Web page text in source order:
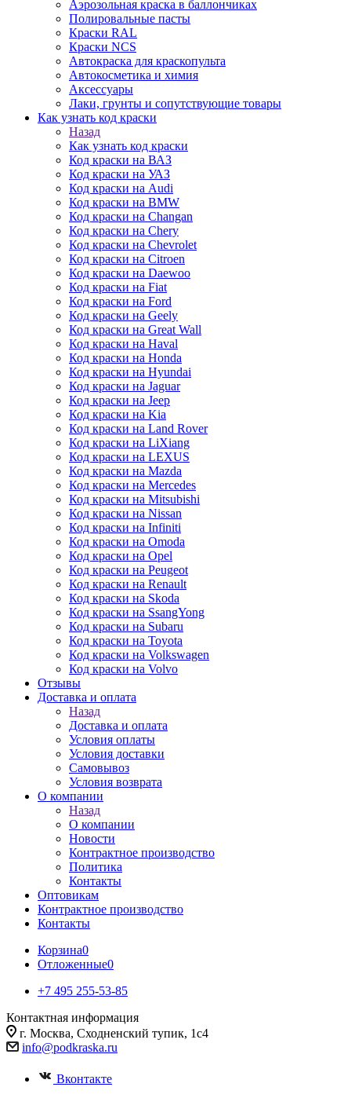
Аэрозольная краска в баллончиках
Полировальные пасты
Краски RAL
Краски NCS
Автокраска для краскопульта
Автокосметика и химия
Аксессуары
Лаки, грунты и сопутствующие товары
Как узнать код краски
Назад
Как узнать код краски
Код краски на ВАЗ
Код краски на УАЗ
Код краски на Audi
Код краски на BMW
Код краски на Changan
Код краски на Chery
Код краски на Chevrolet
Код краски на Citroen
Код краски на Daewoo
Код краски на Fiat
Код краски на Ford
Код краски на Geely
Код краски на Great Wall
Код краски на Haval
Код краски на Honda
Код краски на Hyundai
Код краски на Jaguar
Код краски на Jeep
Код краски на Kia
Код краски на Land Rover
Код краски на LiXiang
Код краски на LEXUS
Код краски на Mazda
Код краски на Mercedes
Код краски на Mitsubishi
Код краски на Nissan
Код краски на Infiniti
Код краски на Omoda
Код краски на Opel
Код краски на Peugeot
Код краски на Renault
Код краски на Skoda
Код краски на SsangYong
Код краски на Subaru
Код краски на Toyota
Код краски на Volkswagen
Код краски на Volvo
Отзывы
Доставка и оплата
Назад
Доставка и оплата
Условия оплаты
Условия доставки
Самовывоз
Условия возврата
О компании
Назад
О компании
Новости
Контрактное производство
Политика
Контакты
Оптовикам
Контрактное производство
Контакты
Корзина0
Отложенные0
+7 495 255-53-85
Контактная информация
г. Москва, Сходненский тупик, 1с4
info@podkraska.ru
Вконтакте